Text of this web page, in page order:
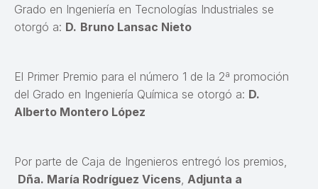
Grado en Ingeniería en Tecnologías Industriales se
otorgó a: D. Bruno Lansac Nieto
El Primer Premio para el número 1 de la 2ª promoción
del Grado en Ingeniería Química se otorgó a: D.
Alberto Montero López
Por parte de Caja de Ingenieros entregó los premios,
Dña. María Rodríguez Vicens, Adjunta a